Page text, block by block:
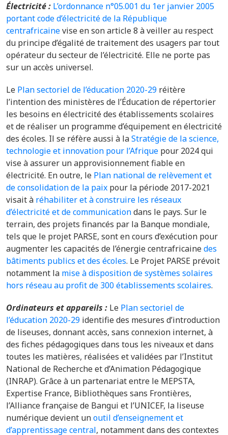
Électricité : L’ordonnance n°05.001 du 1er janvier 2005
portant code d’électricité de la République
centrafricainevise en son article 8 à veiller au respect
du principe d’égalité de traitement des usagers par tout
opérateur du secteur de l’électricité. Elle ne porte pas
sur un accès universel.
Le Plan sectoriel de l’éducation 2020-29 réitère
l’intention des ministères de l’Éducation de répertorier
les besoins en électricité des établissements scolaires
et de réaliser un programme d’équipement en électricité
des écoles. Il se réfère aussi à laStratégie de la science,
technologie et innovation pour l’Afrique pour 2024 qui
vise à assurer un approvisionnement fiable en
électricité. En outre, le Plan national de relèvement et
de consolidation de la paix pour la période 2017-2021
visait à réhabiliter et à construire les réseaux
d’électricité et de communicationdans le pays. Sur le
terrain, des projets financés par la Banque mondiale,
tels que le projet PARSE, sont en cours d’exécution pour
augmenter les capacités de l’énergie centrafricainedes
bâtiments publics et des écoles. Le Projet PARSE prévoit
notamment la mise à disposition de systèmes solaires
hors réseau au profit de 300 établissements scolaires.
Ordinateurs et appareils : Le Plan sectoriel de
l’éducation 2020-29 identifie des mesures d’introduction
de liseuses, donnant accès, sans connexion internet, à
des fiches pédagogiques dans tous les niveaux et dans
toutes les matières, réalisées et validées par l’Institut
National de Recherche et d’Animation Pédagogique
(INRAP). Grâce à un partenariat entre le MEPSTA,
Expertise France, Bibliothèques sans Frontières,
l’Alliance française de Bangui et l’UNICEF, la liseuse
numérique devient unoutil d’enseignement et
d’apprentissage central, notamment dans des contextes